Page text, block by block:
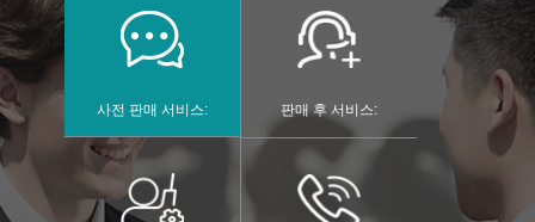
사전 판매 서비스: 판매 후 서비스: